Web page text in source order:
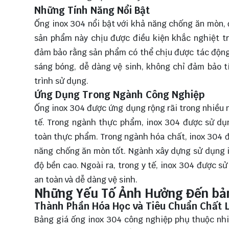
Những Tính Năng Nổi Bật
Ống inox 304 nổi bật với khả năng chống ăn
sản phẩm này chịu được điều kiện khắc nghiệt
đảm bảo rằng sản phẩm có thể chịu được tác
sáng bóng, dễ dàng vệ sinh, không chỉ đảm
trình sử dụng.
Ứng Dụng Trong Ngành Công Nghiệp
Ống inox 304 được ứng dụng rộng rãi trong
tế. Trong ngành thực phẩm, inox 304 được sử
toàn thực phẩm. Trong ngành hóa chất, inox 304
năng chống ăn mòn tốt. Ngành xây dựng sử
độ bền cao. Ngoài ra, trong y tế, inox 304 được
an toàn và dễ dàng vệ sinh.
Những Yếu Tố Ảnh Hưởng Đến
Thành Phần Hóa Học và Tiêu Chuẩn Chất
Bảng giá ống inox 304 công nghiệp phụ thuộc